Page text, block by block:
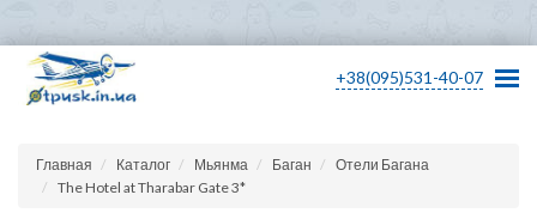
+38(095)531-40-07
Главная Каталог Мьянма Баган
Отели Багана
The Hotel at Tharabar Gate 3*